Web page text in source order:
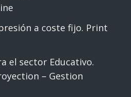
a coste fijo. Print
el sector Educativo.
– Gestion